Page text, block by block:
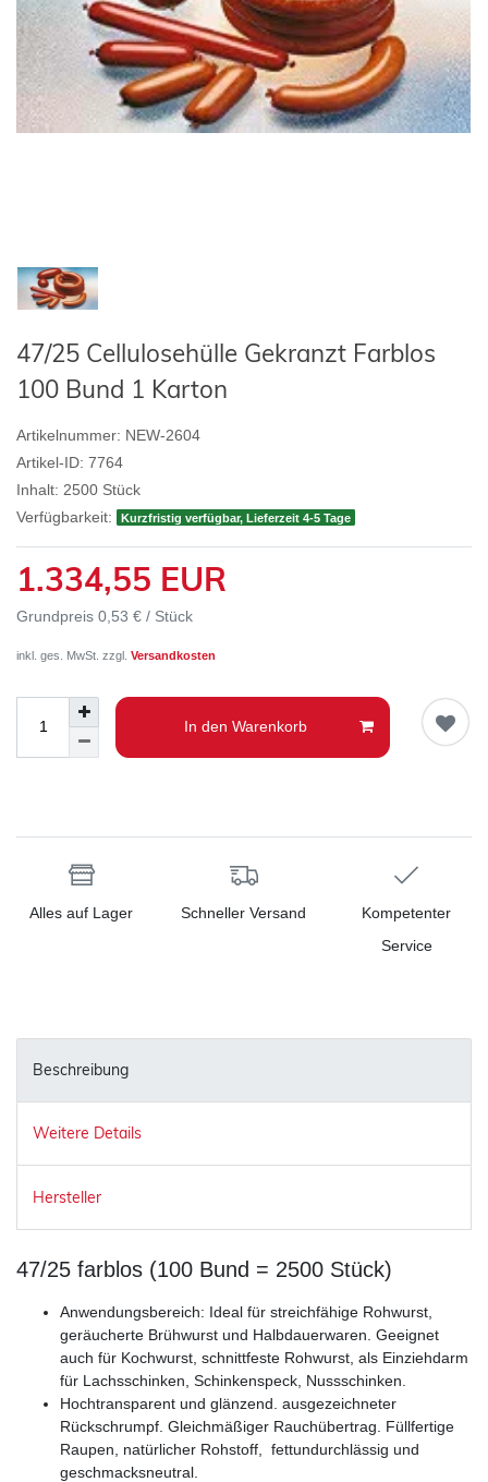
47/25 Cellulosehülle Gekranzt Farblos
100 Bund 1 Karton
Artikelnummer: NEW-2604
Artikel-ID: 7764
Inhalt: 2500 Stück
Verfügbarkeit:
Kurzfristig verfügbar, Lieferzeit 4-5 Tage
1.334,55 EUR
Grundpreis 0,53 € / Stück
inkl. ges. MwSt. zzgl. Versandkosten
In den Warenkorb
Alles auf Lager Schneller Versand
Kompetenter
Service
Beschreibung
Weitere Details
Hersteller
47/25 farblos (100 Bund = 2500 Stück)
Anwendungsbereich: Ideal für streichfähige Rohwurst,
geräucherte Brühwurst und Halbdauerwaren. Geeignet
auch für Kochwurst, schnittfeste Rohwurst, als Einziehdarm
für Lachsschinken, Schinkenspeck, Nussschinken.
Hochtransparent und glänzend. ausgezeichneter
Rückschrumpf. Gleichmäßiger Rauchübertrag. Füllfertige
Raupen, natürlicher Rohstoff, fettundurchlässig und
geschmacksneutral.